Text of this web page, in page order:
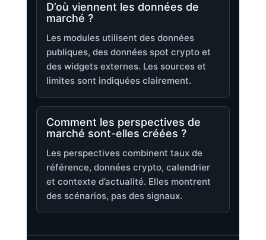
D’où viennent les données de
marché ?
Les modules utilisent des données
publiques, des données spot crypto et
des widgets externes. Les sources et
limites sont indiquées clairement.
Comment les perspectives de
marché sont-elles créées ?
Les perspectives combinent taux de
référence, données crypto, calendrier
et contexte d’actualité. Elles montrent
des scénarios, pas des signaux.